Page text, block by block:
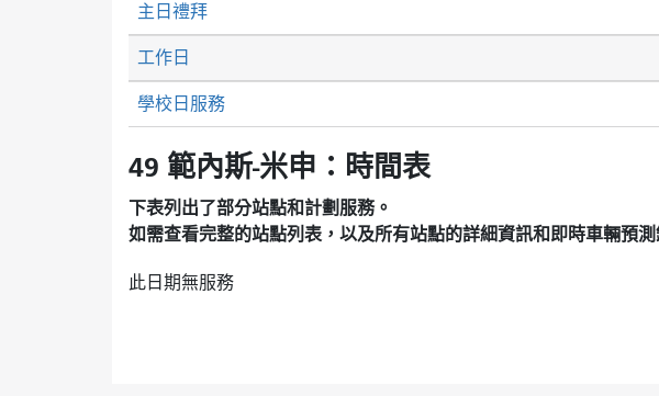
主日禮拜
工作日
學校日服務
49 範內斯-米申：時間表
下表列出了部分站點和計劃服務。
如需查看完整的站點列表，以及所有站點的詳細資訊和即時車輛預
此日期無服務